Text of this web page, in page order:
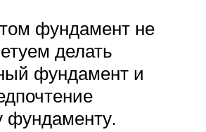
фундамент не
делать
фундамент и
фундаменту.